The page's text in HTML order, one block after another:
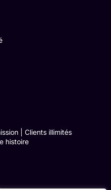
| Clients illimités
histoire